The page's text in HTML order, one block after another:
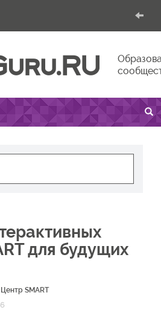
для будущих
SMART